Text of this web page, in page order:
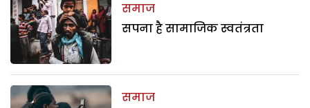
समाज
सपना है सामाजिक स्वतंत्रता
समाज